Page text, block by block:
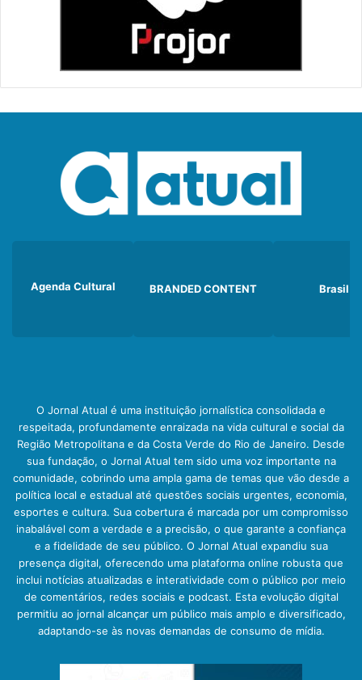
Agenda Cultural BRANDED CONTENT Brasil
O Jornal Atual é uma instituição jornalística consolidada e
respeitada, profundamente enraizada na vida cultural e social da
Região Metropolitana e da Costa Verde do Rio de Janeiro. Desde
sua fundação, o Jornal Atual tem sido uma voz importante na
comunidade, cobrindo uma ampla gama de temas que vão desde a
política local e estadual até questões sociais urgentes, economia,
esportes e cultura. Sua cobertura é marcada por um compromisso
inabalável com a verdade e a precisão, o que garante a confiança
e a fidelidade de seu público. O Jornal Atual expandiu sua
presença digital, oferecendo uma plataforma online robusta que
inclui notícias atualizadas e interatividade com o público por meio
de comentários, redes sociais e podcast. Esta evolução digital
permitiu ao jornal alcançar um público mais amplo e diversificado,
adaptando-se às novas demandas de consumo de mídia.